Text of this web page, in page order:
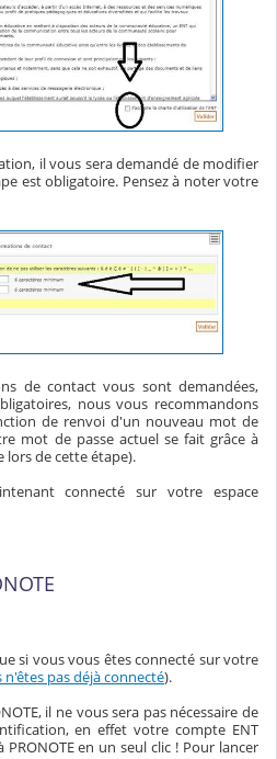
il vous sera demandé de modifier
est obligatoire. Pensez à noter votre
de contact vous sont demandées,
nous vous recommandons
de renvoi d'un nouveau mot de
mot de passe actuel se fait grâce à
lors de cette étape).
connecté sur votre espace
si vous vous êtes connecté sur votre
n'êtes pas déjà connecté).
il ne vous sera pas nécessaire de
en effet votre compte ENT
en un seul clic ! Pour lancer